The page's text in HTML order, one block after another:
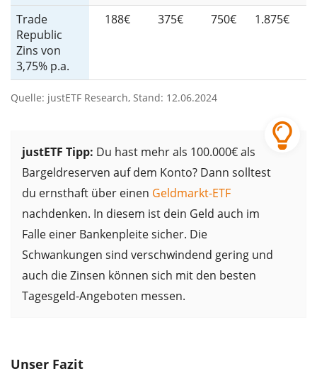
Trade
Republic
Zins von
3,75% p.a.
188€ 375€ 750€ 1.875€
Quelle: justETF Research, Stand: 12.06.2024
justETF Tipp: Du hast mehr als 100.000€ als
Bargeldreserven auf dem Konto? Dann solltest
du ernsthaft über einen Geldmarkt-ETF
nachdenken. In diesem ist dein Geld auch im
Falle einer Bankenpleite sicher. Die
Schwankungen sind verschwindend gering und
auch die Zinsen können sich mit den besten
Tagesgeld-Angeboten messen.
Unser Fazit